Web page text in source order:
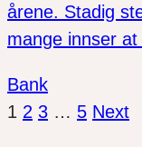
årene. Stadig
mange innser
Bank
1 2 3 … 5 Next